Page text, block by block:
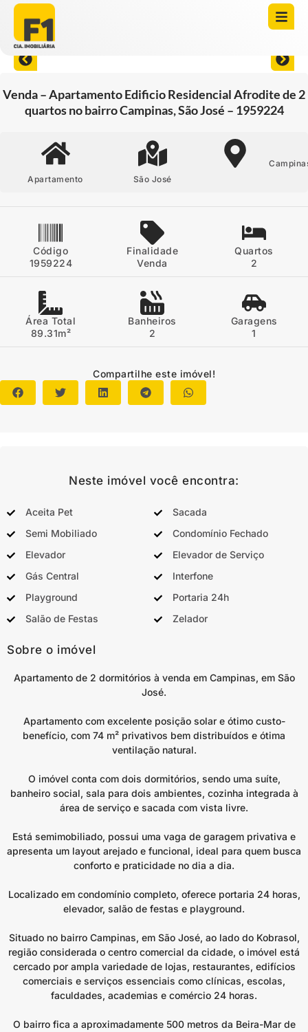
Venda – Apartamento Edificio Residencial Afrodite de 2
quartos no bairro Campinas, São José – 1959224
Apartamento São José
Código
1959224
Finalidade
Venda
Quartos
2
Área Total
89.31m²
Banheiros
2
Garagens
1
Compartilhe este imóvel!
Neste imóvel você encontra:
Aceita Pet
Sacada
Semi Mobiliado
Condomínio Fechado
Elevador
Elevador de Serviço
Gás Central
Interfone
Playground
Portaria 24h
Salão de Festas
Zelador
Sobre o imóvel
Apartamento de 2 dormitórios à venda em Campinas, em São
José.
Apartamento com excelente posição solar e ótimo custo-
benefício, com 74 m² privativos bem distribuídos e ótima
ventilação natural.
O imóvel conta com dois dormitórios, sendo uma suíte,
banheiro social, sala para dois ambientes, cozinha integrada à
área de serviço e sacada com vista livre.
Está semimobiliado, possui uma vaga de garagem privativa e
apresenta um layout arejado e funcional, ideal para quem busca
conforto e praticidade no dia a dia.
Localizado em condomínio completo, oferece portaria 24 horas,
elevador, salão de festas e playground.
Situado no bairro Campinas, em São José, ao lado do Kobrasol,
região considerada o centro comercial da cidade, o imóvel está
cercado por ampla variedade de lojas, restaurantes, edifícios
comerciais e serviços essenciais como clínicas, escolas,
faculdades, academias e comércio 24 horas.
O bairro fica a aproximadamente 500 metros da Beira-Mar de